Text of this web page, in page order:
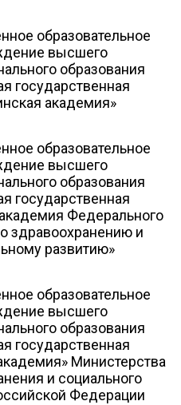
образовательное
высшего
образования
государственная
академия»
образовательное
высшего
образования
государственная
Федерального
здравоохранению и
развитию»
образовательное
высшего
образования
государственная
Министерства
и социального
Федерации